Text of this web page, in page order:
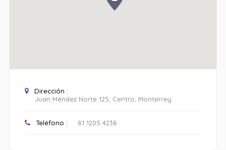
Dirección :
Juan Méndez Norte 125, Centro, Monterrey
Teléfono : 81 1205 4238